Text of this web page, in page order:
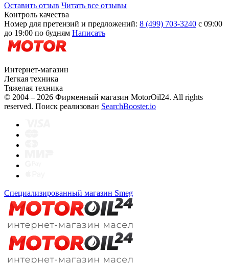
Оставить отзыв Читать все отзывы
Контроль качества
Номер для претензий и предложений: 8 (499) 703-3240 с 09:00
до 19:00 по будням Написать
Интернет-магазин
Легкая техника
Тяжелая техника
© 2004 – 2026 Фирменный магазин MotorOil24. All rights
reserved. Поиск реализован SearchBooster.io
Специализированный магазин Smeg